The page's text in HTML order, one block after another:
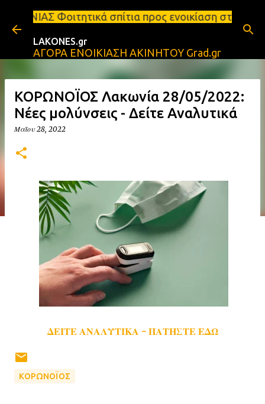
Μετάβαση στο κύριο περιεχόμενο
σπίτια προς ενοικίαση στη Σπάρτη
LAKONES.gr
ΑΓΟΡΑ ΕΝΟΙΚΙΑΣΗ ΑΚΙΝΗΤΟΥ Grad.gr
ΚΟΡΩΝΟΪΟΣ Λακωνία 28/05/2022:
Νέες μολύνσεις - Δείτε Αναλυτικά
Μαΐου 28, 2022
ΔΕΙΤΕ ΑΝΑΛΥΤΙΚΑ - ΠΑΤΗΣΤΕ ΕΔΩ
ΚΟΡΩΝΟΪΟΣ